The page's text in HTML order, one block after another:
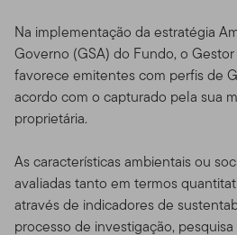
Na implementação da estratégia
Governo (GSA) do Fundo, o
favorece emitentes com perfis de
acordo com o capturado pela sua
proprietária.
As características ambientais ou
avaliadas tanto em termos
através de indicadores de
processo de investigação,